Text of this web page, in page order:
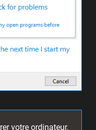
votre ordinateur,